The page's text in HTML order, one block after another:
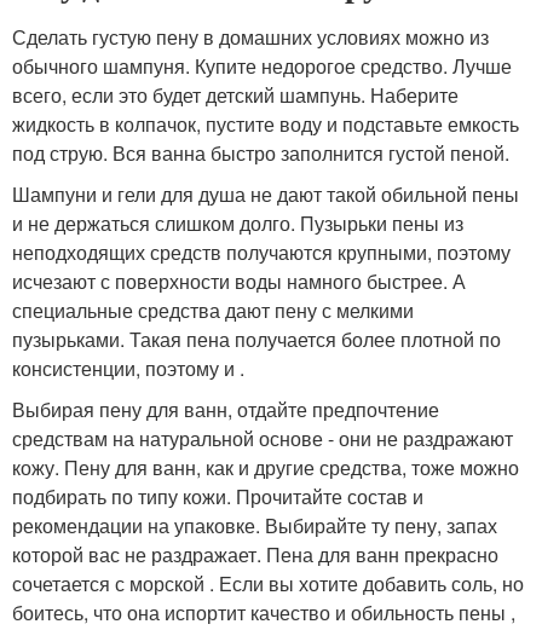
Сделать густую пену в домашних условиях можно из
обычного шампуня. Купите недорогое средство. Лучше
всего, если это будет детский шампунь. Наберите
жидкость в колпачок, пустите воду и подставьте емкость
под струю. Вся ванна быстро заполнится густой пеной.
Шампуни и гели для душа не дают такой обильной пены
и не держаться слишком долго. Пузырьки пены из
неподходящих средств получаются крупными, поэтому
исчезают с поверхности воды намного быстрее. А
специальные средства дают пену с мелкими
пузырьками. Такая пена получается более плотной по
консистенции, поэтому и .
Выбирая пену для ванн, отдайте предпочтение
средствам на натуральной основе - они не раздражают
кожу. Пену для ванн, как и другие средства, тоже можно
подбирать по типу кожи. Прочитайте состав и
рекомендации на упаковке. Выбирайте ту пену, запах
которой вас не раздражает. Пена для ванн прекрасно
сочетается с морской . Если вы хотите добавить соль, но
боитесь, что она испортит качество и обильность пены ,